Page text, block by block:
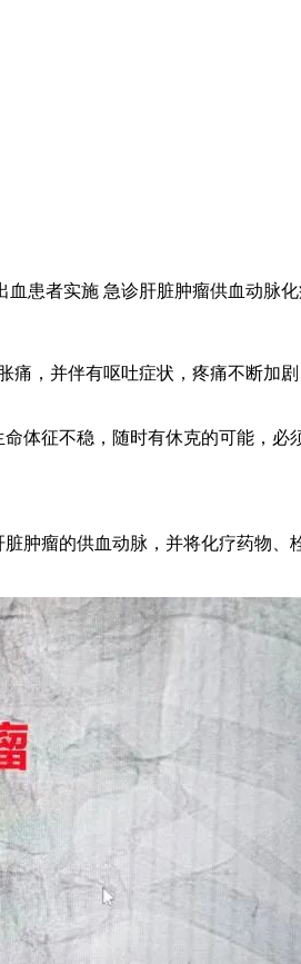
患者实施 急诊肝脏肿瘤供血动脉化
，并伴有呕吐症状，疼痛不断加
体征不稳，随时有休克的可能，必
肿瘤的供血动脉，并将化疗药物